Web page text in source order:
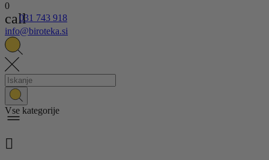
0
call031 743 918
info@biroteka.si
Vse kategorije
